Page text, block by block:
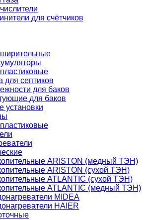
для счётчиков
для септиков
для баков
для баков
установки
ARISTON (медный ТЭН)
ARISTON (сухой ТЭН)
ATLANTIC (сухой ТЭН)
ATLANTIC (медный ТЭН)
MIDEA
HAIER